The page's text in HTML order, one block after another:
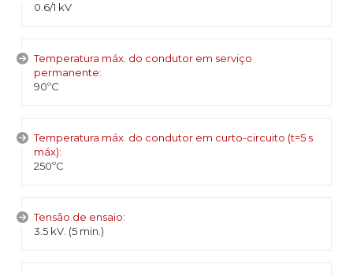
0.6/1 kV
Temperatura máx. do condutor em serviço
permanente:
90ºC
Temperatura máx. do condutor em curto-circuito (t=5 s
máx):
250ºC
Tensão de ensaio:
3.5 kV. (5 min.)